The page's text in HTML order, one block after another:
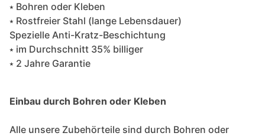
⭑ Bohren oder Kleben
⭑ Rostfreier Stahl (lange Lebensdauer)
Spezielle Anti-Kratz-Beschichtung
⭑ im Durchschnitt 35% billiger
⭑ 2 Jahre Garantie
Einbau durch Bohren oder Kleben
Alle unsere Zubehörteile sind durch Bohren oder